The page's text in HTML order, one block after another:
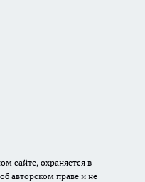
сайте, охраняется в
авторском праве и не